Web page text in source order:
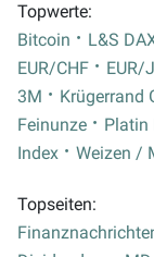
Topwerte:
Bitcoin
L&S
EUR/CHF
EUR/
3M
Krügerrand
Feinunze
Platin
Index
Weizen /
Topseiten: